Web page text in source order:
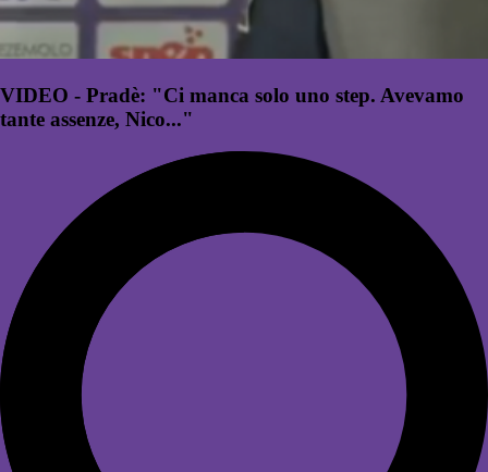
VIDEO - Pradè: "Ci manca solo uno step. Avevamo
tante assenze, Nico..."